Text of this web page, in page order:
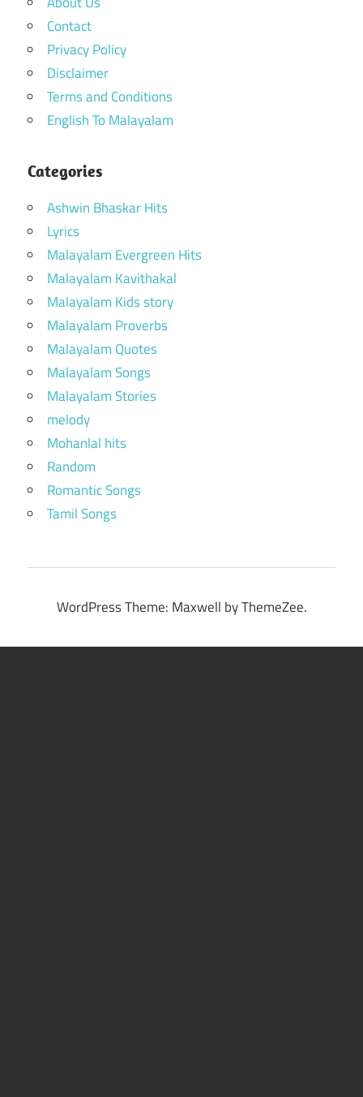
Contact
Privacy Policy
Disclaimer
Terms and Conditions
English To Malayalam
Categories
Ashwin Bhaskar Hits
Lyrics
Malayalam Evergreen Hits
Malayalam Kavithakal
Malayalam Kids story
Malayalam Proverbs
Malayalam Quotes
Malayalam Songs
Malayalam Stories
melody
Mohanlal hits
Random
Romantic Songs
Tamil Songs
WordPress Theme: Maxwell by ThemeZee.